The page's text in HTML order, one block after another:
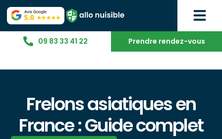
09 83 33 41 22 Prendre rendez-vous
Frelons asiatiques en
France : Guide complet